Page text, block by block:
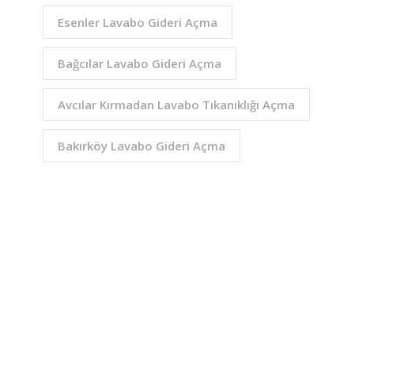
Esenler Lavabo Gideri Açma
Bağcılar Lavabo Gideri Açma
Avcılar Kırmadan Lavabo Tıkanıklığı Açma
Bakırköy Lavabo Gideri Açma